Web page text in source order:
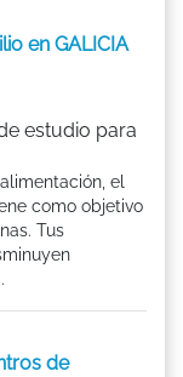
en GALICIA
estudio para
el
como objetivo
Tus
de